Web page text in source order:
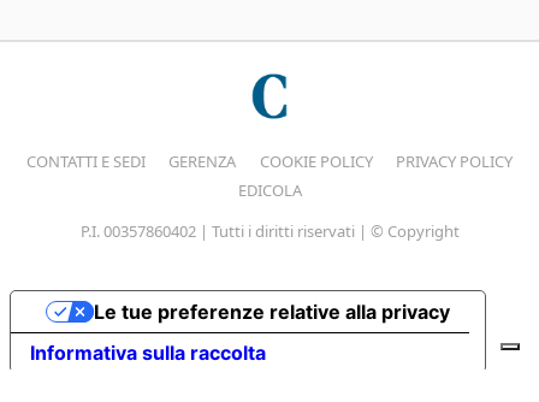
CONTATTI E SEDI GERENZA COOKIE POLICY
PRIVACY POLICY
EDICOLA
P.I. 00357860402 | Tutti i diritti riservati | © Copyright
Informativa sulla raccolta
Le tue preferenze relative alla privacy